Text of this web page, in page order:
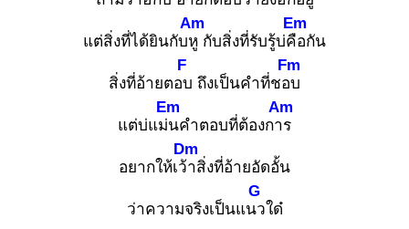
แต่สิ่งที่ได้ยินกับหู
Am
กับสิ่งที่รับรู้บ่คือ
Em
กัน
สิ่งที่อ้ายตอบ
F
ถึงเป็นคำที่ชอบ
Fm
แต่บ่แม่น
Em
คำตอบที่ต้องการ
Am
อยากให้เว้า
Dm
สิ่งที่อ้ายอัดอั้น
ว่าความจริงเป็นแนว
G
ใด๋